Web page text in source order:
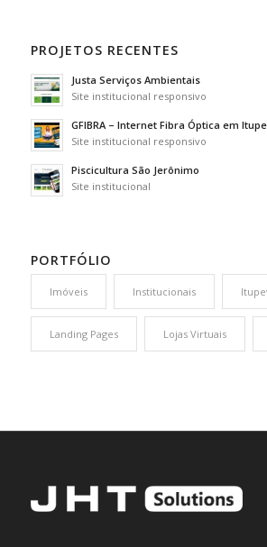
PROJETOS RECENTES
Justa Serviços Ambientais
Site institucional responsivo
GFIBRA – Internet Fibra Óptica em
Site institucional responsivo
Piscicultura São Jerônimo
Site institucional
PORTFÓLIO
Imóveis Institucionais
Landing Pages Lojas Virtuais